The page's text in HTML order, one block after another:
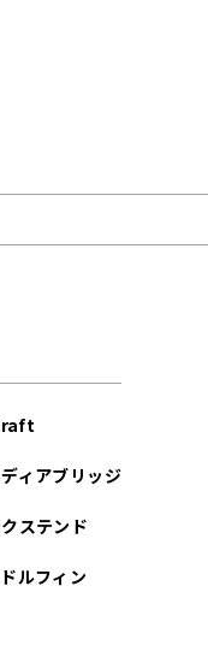
ィアブリッジ
ステンド
ルフィン